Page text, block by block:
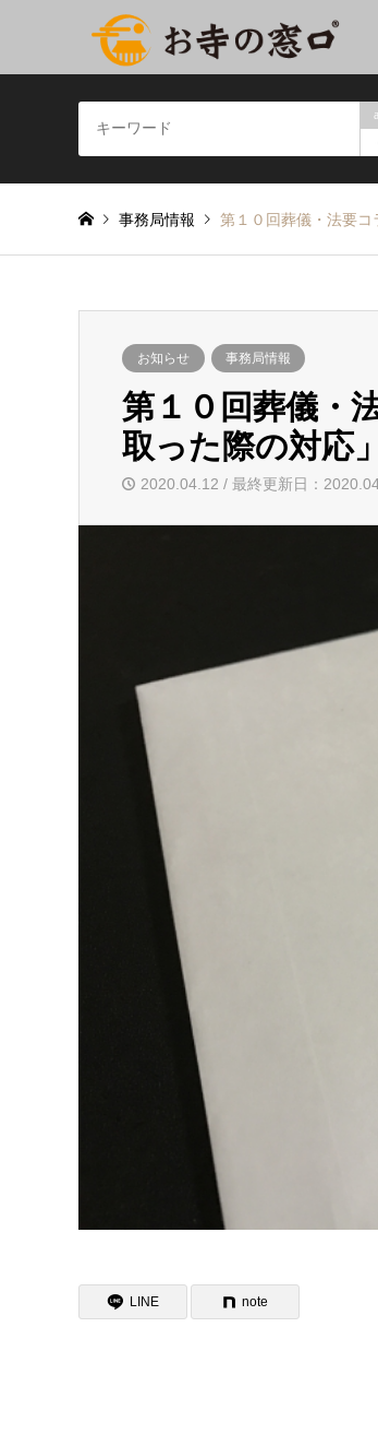
事務局情報 第１０回葬儀・法要コ
お知らせ 事務局情報
第１０回葬儀・
取った際の対応」
2020.04.12 / 最終更新日：
LINE note